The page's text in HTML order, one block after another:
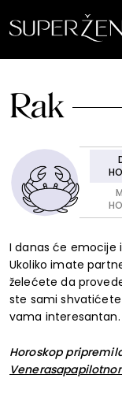
Rak
I danas će emocije
Ukoliko imate
želećete da
ste sami
vama interesantan.
Horoskop